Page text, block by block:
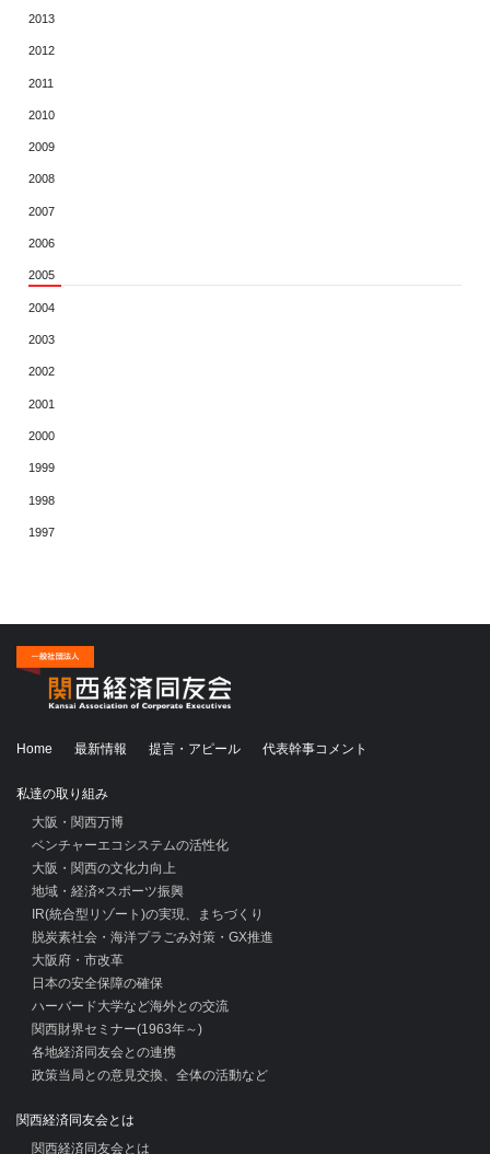
2013
2012
2011
2010
2009
2008
2007
2006
2005
2004
2003
2002
2001
2000
1999
1998
1997
Home 最新情報 提言・アピール 代表幹事コメント
私達の取り組み
大阪・関西万博
ベンチャーエコシステムの活性化
大阪・関西の文化力向上
地域・経済×スポーツ振興
IR(統合型リゾート)の実現、まちづくり
脱炭素社会・海洋プラごみ対策・GX推進
大阪府・市改革
日本の安全保障の確保
ハーバード大学など海外との交流
関西財界セミナー(1963年～)
各地経済同友会との連携
政策当局との意見交換、全体の活動など
関西経済同友会とは
関西経済同友会とは